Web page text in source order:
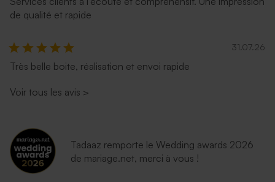
de qualité et rapide
31.07.26
Très belle boite, réalisation et envoi rapide
Voir tous les avis >
Tadaaz remporte le Wedding awards 2026
de mariage.net, merci à vous !